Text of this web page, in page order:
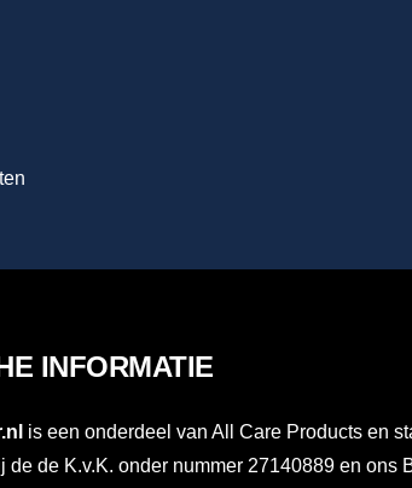
INFORMATIE
is een onderdeel van All Care Products en
de de K.v.K. onder nummer 27140889 en ons